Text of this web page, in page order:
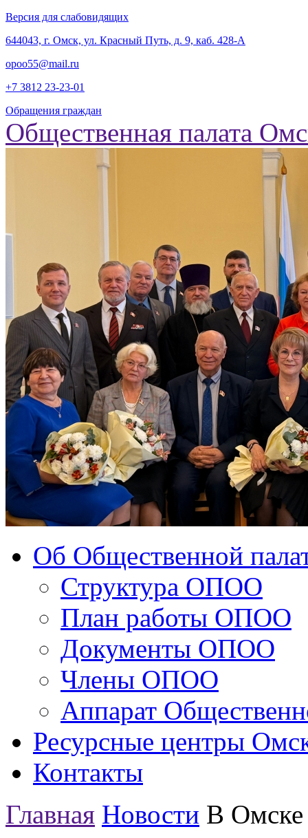
Версия для слабовидящих
‎644043, г. Омск, ул. Красный Путь, д. 9, каб. 428-А
opoo55@mail.ru
+7 3812 23-23-01
Обращения граждан
Общественная палата
Об Общественной
Структура ОПОО
План работы ОПОО
Документы ОПОО
Члены ОПОО
Аппарат
Ресурсные центры
Контакты
Главная Новости В Омске